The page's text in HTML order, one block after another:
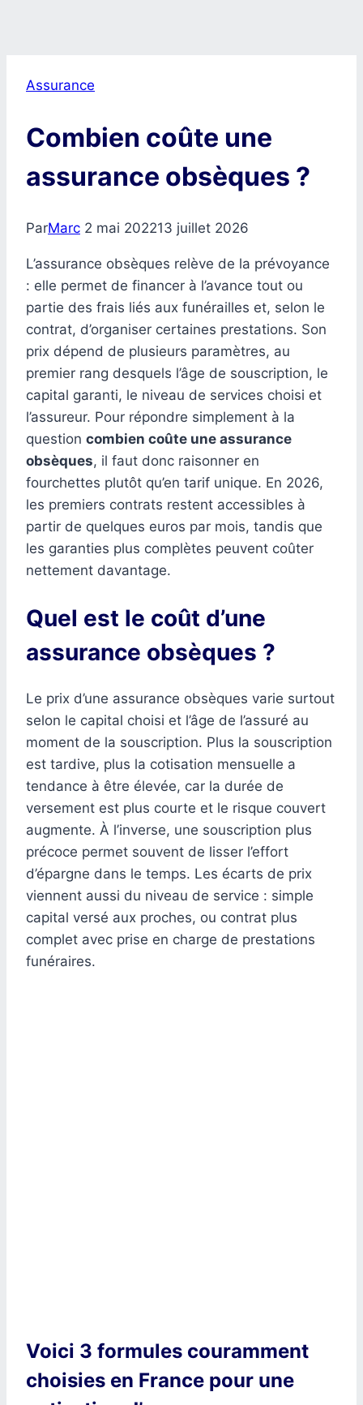
Assurance
Combien coûte une
assurance obsèques ?
ParMarc 2 mai 202213 juillet 2026
L’assurance obsèques relève de la prévoyance
: elle permet de financer à l’avance tout ou
partie des frais liés aux funérailles et, selon le
contrat, d’organiser certaines prestations. Son
prix dépend de plusieurs paramètres, au
premier rang desquels l’âge de souscription, le
capital garanti, le niveau de services choisi et
l’assureur. Pour répondre simplement à la
question combien coûte une assurance
obsèques, il faut donc raisonner en
fourchettes plutôt qu’en tarif unique. En 2026,
les premiers contrats restent accessibles à
partir de quelques euros par mois, tandis que
les garanties plus complètes peuvent coûter
nettement davantage.
Quel est le coût d’une
assurance obsèques ?
Le prix d’une assurance obsèques varie surtout
selon le capital choisi et l’âge de l’assuré au
moment de la souscription. Plus la souscription
est tardive, plus la cotisation mensuelle a
tendance à être élevée, car la durée de
versement est plus courte et le risque couvert
augmente. À l’inverse, une souscription plus
précoce permet souvent de lisser l’effort
d’épargne dans le temps. Les écarts de prix
viennent aussi du niveau de service : simple
capital versé aux proches, ou contrat plus
complet avec prise en charge de prestations
funéraires.
Voici 3 formules couramment
choisies en France pour une